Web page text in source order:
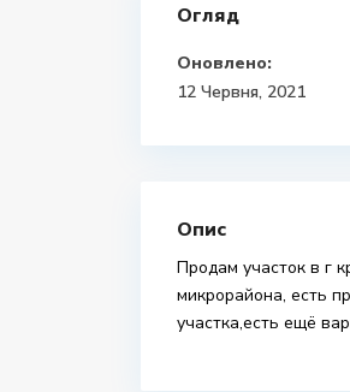
Огляд
Оновлено:
12 Червня, 2021
Опис
Продам участок в г
микрорайона, есть
участка,есть ещё